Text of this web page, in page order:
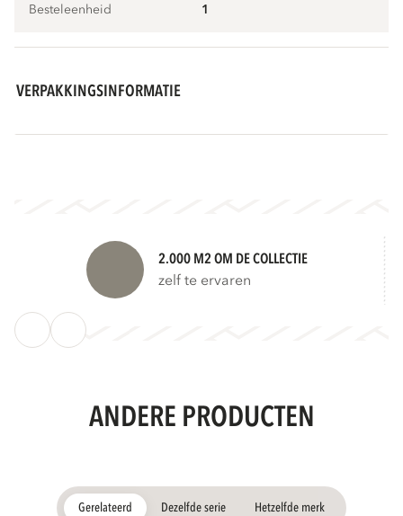
Besteleenheid 1
VERPAKKINGSINFORMATIE
2.000 M2 OM DE COLLECTIE
zelf te ervaren
ANDERE PRODUCTEN
Gerelateerd Dezelfde serie Hetzelfde merk